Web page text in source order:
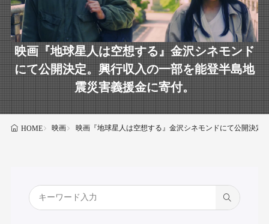
映画『地球星人は空想する』金沢シネモンド
にて公開決定。興行収入の一部を能登半島地
震災害義援金に寄付。
HOME 映画 映画『地球星人は空想する』金沢シネモンドにて公開決定